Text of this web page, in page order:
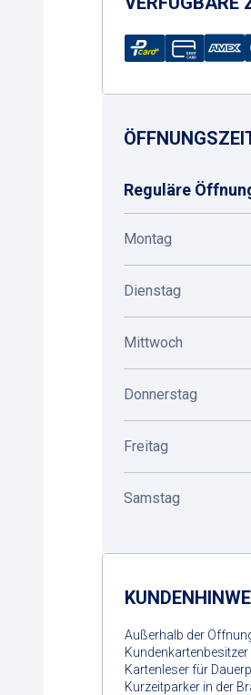
Reguläre
Montag
Dienstag
Mittwoch
Donnerstag
Freitag
Samstag
Außerhalb der
Kartenleser für
Kurzeitparker in der